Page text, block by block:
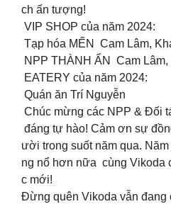
ch ấn tượng!
VIP SHOP của năm 2024:
Tạp hóa MẾN Cam Lâm,
NPP THÀNH ẨN Cam Lâm,
EATERY của năm 2024:
Quán ăn Trí Nguyễn
Chúc mừng các NPP & Đối
đáng tự hào! Cảm ơn sự
ười trong suốt năm qua.
ng nổ hơn nữa cùng Vikoda
c mới!
Đừng quên Vikoda vẫn đang